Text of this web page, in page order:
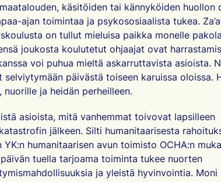
käsitöiden tai kännyköiden huollon
ajan toimintaa ja psykososiaalista tukea.
on tullut mieluisa paikka monelle
joukosta koulutetut ohjaajat ovat
voi puhua mieltä askarruttavista asioista.
päivästä toiseen karuissa oloissa.
ja heidän perheilleen.
asioista, mitä vanhemmat toivovat lapsilleen
jälkeen. Silti humanitaarisesta
humanitaarisen avun toimisto OCHA:n
tuella tarjoama toiminta tukee nuorten
ja yleistä hyvinvointia. Moni